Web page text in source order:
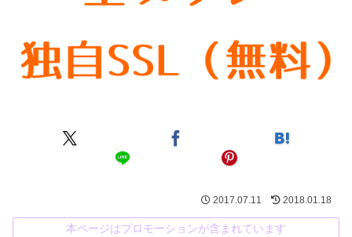
2017.07.11 2018.01.18
本ページはプロモーションが含まれています